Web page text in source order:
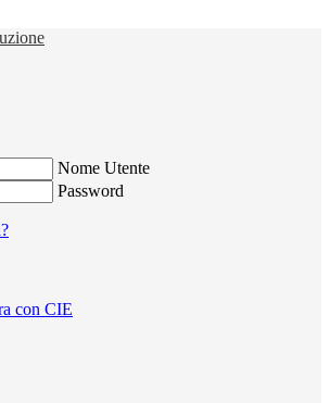
Nome Utente
Password
con CIE